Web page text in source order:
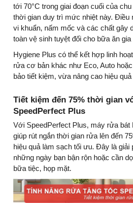
tới 70°C trong giai đoạn cuối của
thời gian duy trì mức nhiệt này. Điều
vi khuẩn, nấm mốc và các chất gây
toàn vệ sinh tuyệt đối cho bữa ăn gia
Hygiene Plus có thể kết hợp linh
rửa cơ bản khác như Eco, Auto
bảo tiết kiệm, vừa nâng cao hiệu
Tiết kiệm đến 75% thời gian
SpeedPerfect Plus
Với SpeedPerfect Plus, máy rửa bát
giúp rút ngắn thời gian rửa lên đến
hiệu quả làm sạch tối ưu. Đây là giải
những ngày bạn bận rộn hoặc cần
bữa tiệc, họp mặt.